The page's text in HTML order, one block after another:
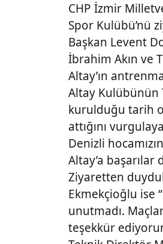
CHP İzmir
Spor Kulübü’nü
Başkan Levent
İbrahim Akın ve
Altay’ın
Altay Kulübünün
kurulduğu tarih
attığını
Denizli
Altay’a
Ziyaretten
Ekmekçioğlu ise
unutmadı.
teşekkür